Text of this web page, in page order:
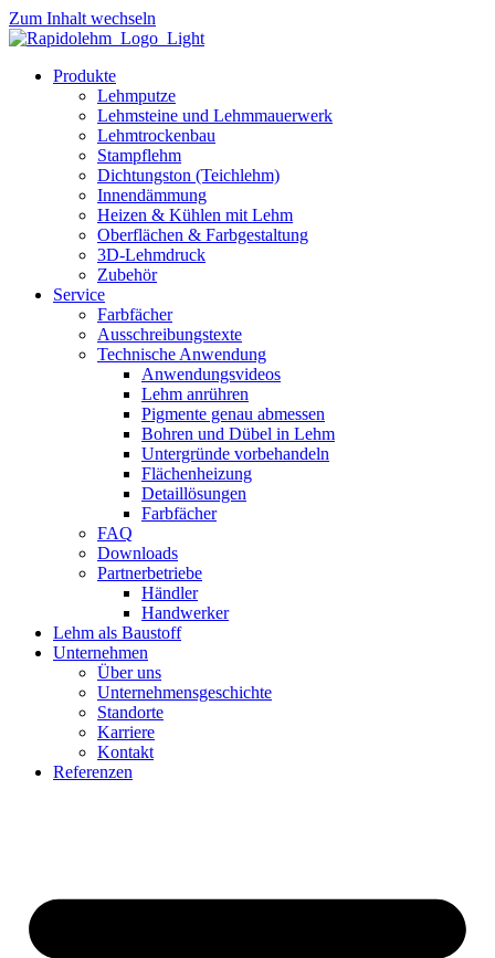
Zum Inhalt wechseln
Produkte
Lehmputze
Lehmsteine und Lehmmauerwerk
Lehmtrockenbau
Stampflehm
Dichtungston (Teichlehm)
Innendämmung
Heizen & Kühlen mit Lehm
Oberflächen & Farbgestaltung
3D-Lehmdruck
Zubehör
Service
Farbfächer
Ausschreibungstexte
Technische Anwendung
Anwendungsvideos
Lehm anrühren
Pigmente genau abmessen
Bohren und Dübel in Lehm
Untergründe vorbehandeln
Flächenheizung
Detaillösungen
Farbfächer
FAQ
Downloads
Partnerbetriebe
Händler
Handwerker
Lehm als Baustoff
Unternehmen
Über uns
Unternehmensgeschichte
Standorte
Karriere
Kontakt
Referenzen